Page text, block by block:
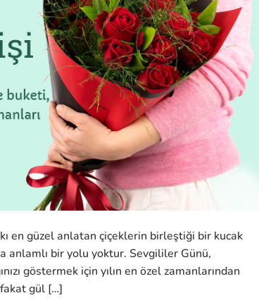
en güzel anlatan çiçeklerin birleştiği bir kucak
anlamlı bir yolu yoktur. Sevgililer Günü,
göstermek için yılın en özel zamanlarından
gül […]